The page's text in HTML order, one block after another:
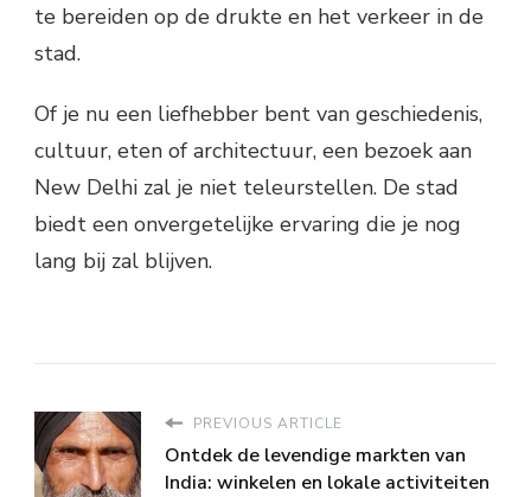
te bereiden op de drukte en het verkeer in de
stad.
Of je nu een liefhebber bent van geschiedenis,
cultuur, eten of architectuur, een bezoek aan
New Delhi zal je niet teleurstellen. De stad
biedt een onvergetelijke ervaring die je nog
lang bij zal blijven.
PREVIOUS ARTICLE
Ontdek de levendige markten van
India: winkelen en lokale activiteiten